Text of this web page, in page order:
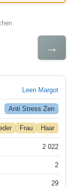
→
Leen Margot
Anti Stress Zen
Frau Haar
2 022
2
29